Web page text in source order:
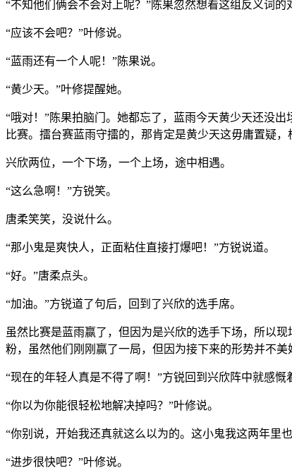
“不知他们俩会不会对上呢？”陈果忽然想看这组反义词的
“应该不会吧？”叶修说。
“蓝雨还有一个人呢！”陈果说。
“黄少天。”叶修提醒她。
“哦对！”陈果拍脑门。她都忘了，蓝雨今天黄少天还没
比赛。擂台赛蓝雨守擂的，那肯定是黄少天这毋庸置疑，
兴欣两位，一个下场，一个上场，途中相遇。
“这么急啊！”方锐笑。
唐柔笑笑，没说什么。
“那小鬼是爽快人，正面粘住直接打爆吧！”方锐说道。
“好。”唐柔点头。
“加油。”方锐道了句后，回到了兴欣的选手席。
虽然比赛是蓝雨赢了，但因为是兴欣的选手下场，所以
粉，虽然他们刚刚赢了一局，但因为接下来的形势并不美
“现在的年轻人真是不得了啊！”方锐回到兴欣阵中就感
“你以为你能很轻松地解决掉吗？”叶修说。
“你别说，开始我还真就这么以为的。这小鬼我这两年里
“进步很快吧？”叶修说。